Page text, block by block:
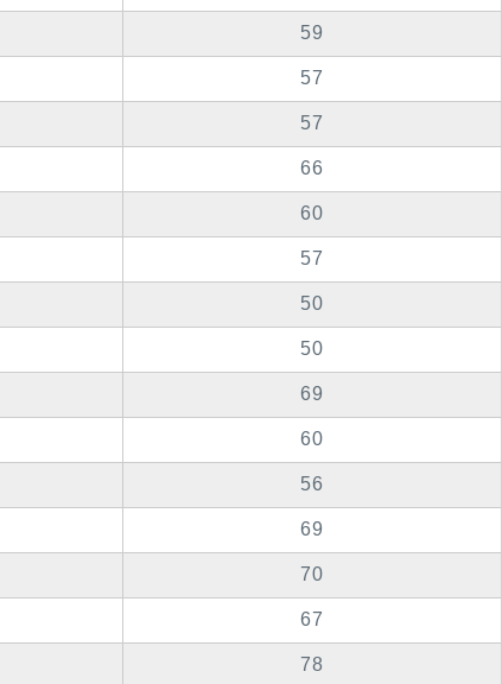
59
57
57
66
60
57
50
50
69
60
56
69
70
67
78